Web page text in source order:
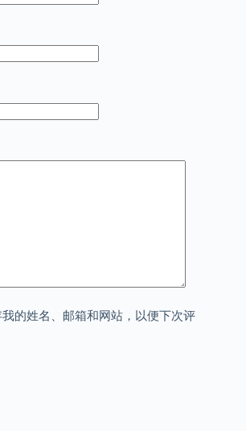
的姓名、邮箱和网站，以便下次评